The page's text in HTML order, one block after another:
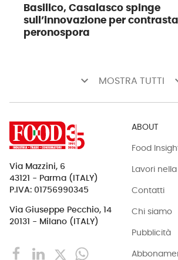
Basilico, Casalasco spinge
sull’innovazione per
peronospora
keyboard_arrow_down MOSTRA TUTTI
Via Mazzini, 6
43121 - Parma (ITALY)
P.IVA: 01756990345
Via Giuseppe Pecchio, 14
20131 - Milano (ITALY)
ABOUT
Food
Lavori nella
Contatti
Chi siamo
Pubblicità